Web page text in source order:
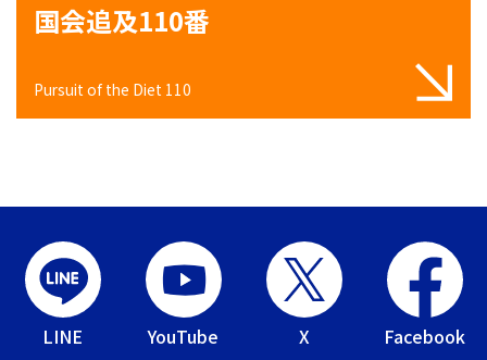
国会追及110番
Pursuit of the Diet 110
LINE YouTube X Facebook